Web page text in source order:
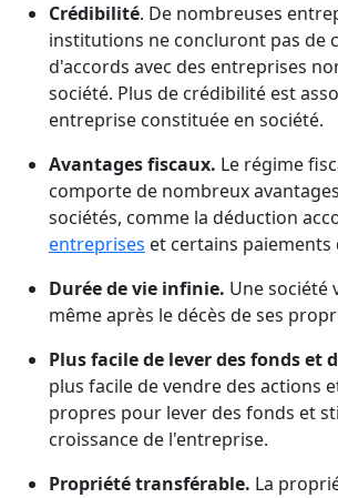
Crédibilité. De nombreuses
institutions ne concluront pas de
d'accords avec des entreprises
société. Plus de crédibilité est
entreprise constituée en société.
Avantages fiscaux. Le régime
comporte de nombreux
sociétés, comme la déduction
entreprises et certains
Durée de vie infinie. Une société
même après le décès de ses
Plus facile de lever des fonds et
plus facile de vendre des actions
propres pour lever des fonds et
croissance de l'entreprise.
Propriété transférable. La